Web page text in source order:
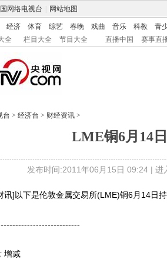
网络电视台 网站地图
经济 体育 综艺 春晚 戏曲 音乐 科教 青
全 栏目大全 节目大全 直播中国 赛事直
台 > 经济台 > 财经资讯 >
LME铜6月14
发布时间:2011年06月15日 09:24 | 进
以下是伦敦金属交易所(LME)铜6月14日持
减